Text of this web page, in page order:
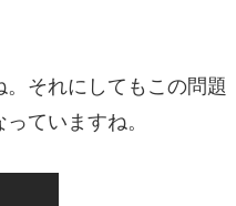
それにしてもこの問題
ていますね。